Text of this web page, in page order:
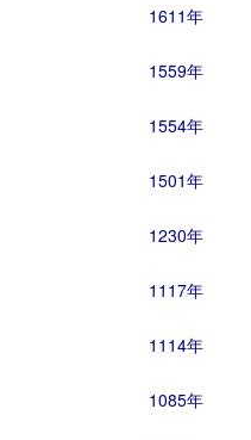
1611年
1559年
1554年
1501年
1230年
1117年
1114年
1085年